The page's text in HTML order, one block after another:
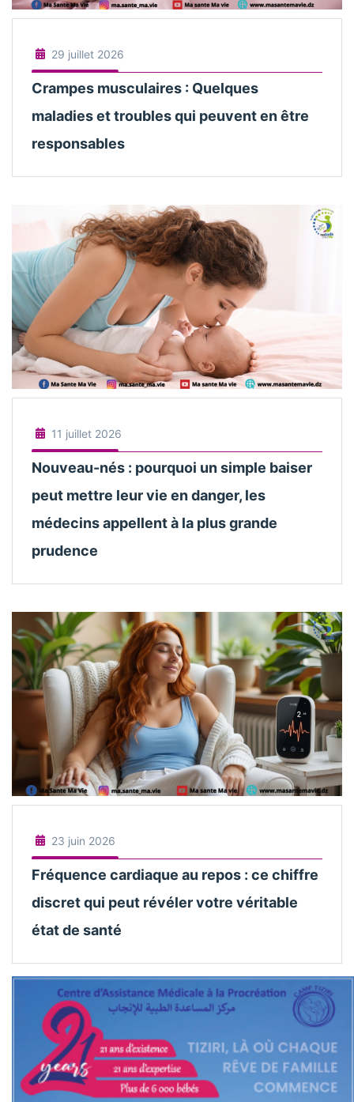
29 juillet 2026
Crampes musculaires : Quelques
maladies et troubles qui peuvent en être
responsables
11 juillet 2026
Nouveau-nés : pourquoi un simple baiser
peut mettre leur vie en danger, les
médecins appellent à la plus grande
prudence
23 juin 2026
Fréquence cardiaque au repos : ce chiffre
discret qui peut révéler votre véritable
état de santé